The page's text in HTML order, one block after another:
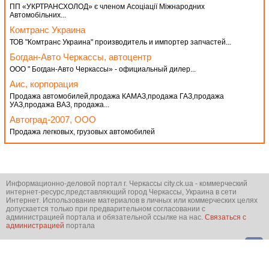
ПП «УКРТРАНСХОЛОД» є членом Асоціації Міжнародних
Автомобільних...
Комтранс Украина
ТОВ "Комтранс Украина" производитель и импортер запчастей...
Богдан-Авто Черкассы, автоцентр
ООО " Богдан-Авто Черкассы» - официальный дилер...
Аис, корпорация
Продажа автомобилей,продажа КАМАЗ,продажа ГАЗ,продажа
УАЗ,продажа ВАЗ, продажа...
Автоград-2007, ООО
Продажа легковых, грузовых автомобилей
Информационно-деловой портал г. Черкассы city.ck.ua - коммерческий
интернет-ресурс,представляющий город Черкассы, Украина в сети
Интернет. Использование материалов в личных или коммерческих целях
допускается только при предварительном согласовании с
администрацией портала и обязательной ссылке на нас. Связаться с
администрацией портала